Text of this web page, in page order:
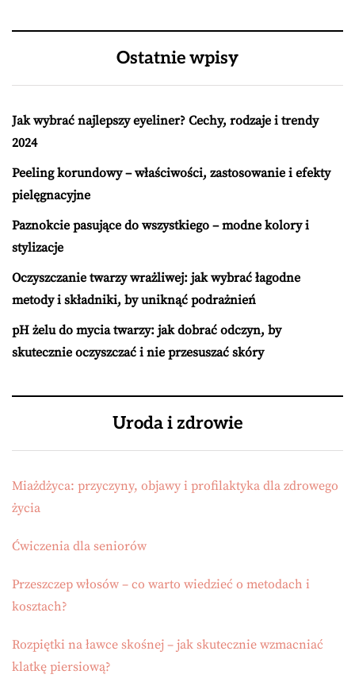
Ostatnie wpisy
Jak wybrać najlepszy eyeliner? Cechy, rodzaje i trendy
2024
Peeling korundowy – właściwości, zastosowanie i efekty
pielęgnacyjne
Paznokcie pasujące do wszystkiego – modne kolory i
stylizacje
Oczyszczanie twarzy wrażliwej: jak wybrać łagodne
metody i składniki, by uniknąć podrażnień
pH żelu do mycia twarzy: jak dobrać odczyn, by
skutecznie oczyszczać i nie przesuszać skóry
Uroda i zdrowie
Miażdżyca: przyczyny, objawy i profilaktyka dla zdrowego
życia
Ćwiczenia dla seniorów
Przeszczep włosów – co warto wiedzieć o metodach i
kosztach?
Rozpiętki na ławce skośnej – jak skutecznie wzmacniać
klatkę piersiową?